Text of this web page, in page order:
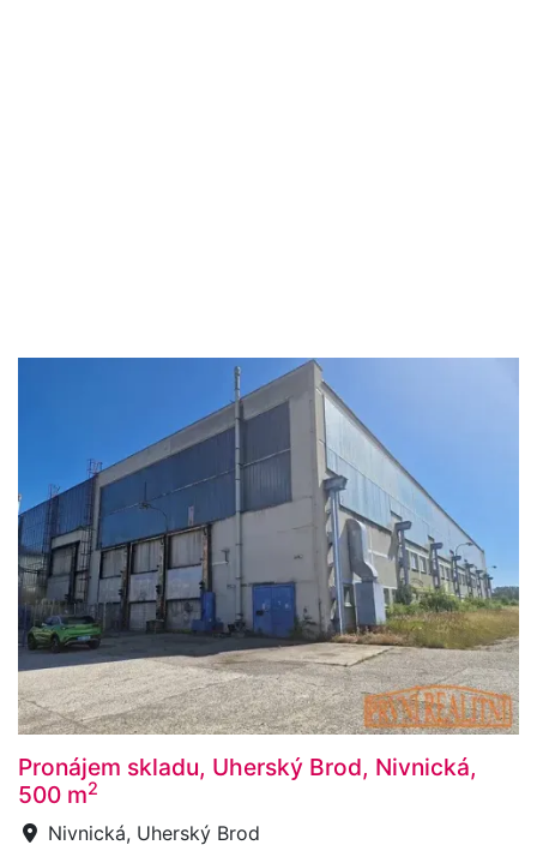
Pronájem skladu, Uherský Brod, Nivnická,
500 m2
Nivnická, Uherský Brod